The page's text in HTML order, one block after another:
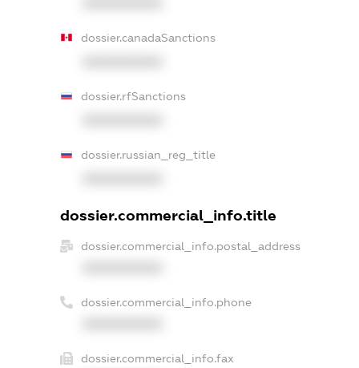
dossier.canadaSanctions
dossier.rfSanctions
dossier.russian_reg_title
dossier.commercial_info.title
dossier.commercial_info.postal_address
dossier.commercial_info.phone
dossier.commercial_info.fax